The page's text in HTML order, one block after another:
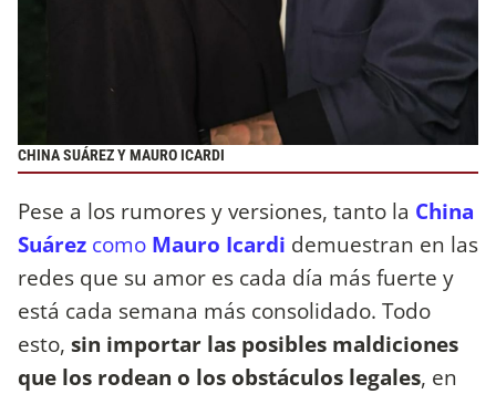
CHINA SUÁREZ Y MAURO ICARDI
Pese a los rumores y versiones, tanto la China
Suárez como Mauro Icardi demuestran en las
redes que su amor es cada día más fuerte y
está cada semana más consolidado. Todo
esto, sin importar las posibles maldiciones
que los rodean o los obstáculos legales, en